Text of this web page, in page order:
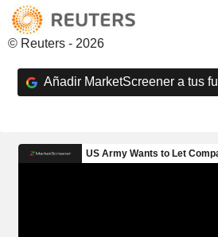
© Reuters - 2026
Añadir MarketScreener a tus